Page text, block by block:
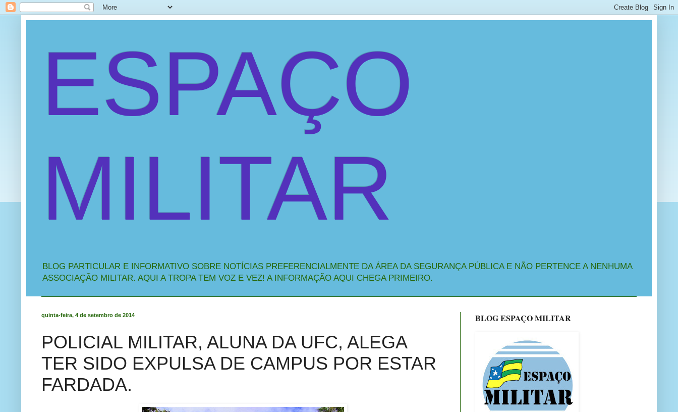
ESPAÇO
MILITAR
BLOG PARTICULAR E INFORMATIVO SOBRE NOTÍCIAS PREFERENCIALMENTE DA ÁREA DA SEGURANÇA PÚBLICA E NÃO PERTENCE A NENHUMA
ASSOCIAÇÃO MILITAR. AQUI A TROPA TEM VOZ E VEZ! A INFORMAÇÃO AQUI CHEGA PRIMEIRO.
quinta-feira, 4 de setembro de 2014
POLICIAL MILITAR, ALUNA DA UFC, ALEGA
TER SIDO EXPULSA DE CAMPUS POR ESTAR
FARDADA.
BLOG ESPAÇO MILITAR